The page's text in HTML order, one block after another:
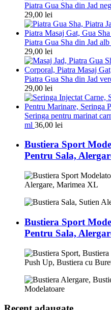
Piatra Gua Sha din Jad
29,00 lei
Piatra Gua Sha din Jad
29,00 lei
Piatra Gua Sha din Jad
29,00 lei
Seringa pentru marinat
ml 36,00 lei
Bustiera Sport
Pentru Sala,
Bustiera Sport
Pentru Sala,